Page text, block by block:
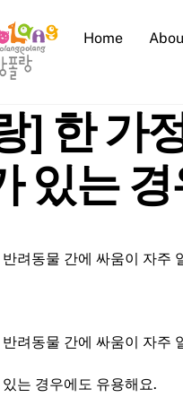
Home
] 한 가
있는
려동물 간에 싸움이 자주
려동물 간에 싸움이 자주
는 경우에도 유용해요.